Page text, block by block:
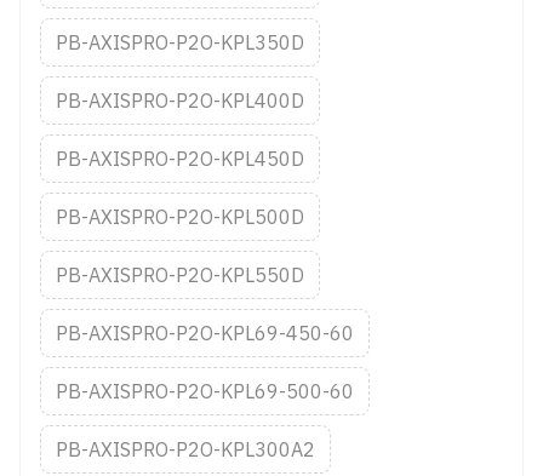
PB-AXISPRO-P2O-KPL350D
PB-AXISPRO-P2O-KPL400D
PB-AXISPRO-P2O-KPL450D
PB-AXISPRO-P2O-KPL500D
PB-AXISPRO-P2O-KPL550D
PB-AXISPRO-P2O-KPL69-450-60
PB-AXISPRO-P2O-KPL69-500-60
PB-AXISPRO-P2O-KPL300A2